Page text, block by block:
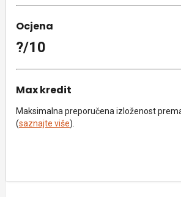
Ocjena
?/10
Max kredit
Maksimalna preporučena izloženost
(saznajte više).